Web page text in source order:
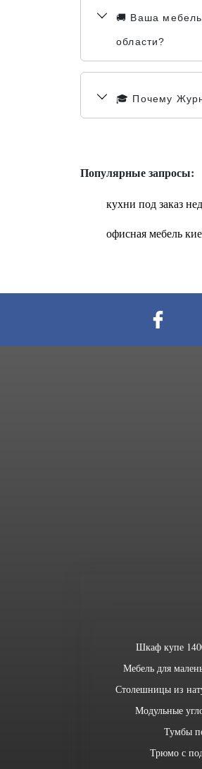
🚚 Ваша
области?
🎓 Почему
Популярные запросы:
кухни под заказ
офисная мебель
Шкаф купе
Мебель для
Столешницы из
Модульные
Тумбы
Трюмо с